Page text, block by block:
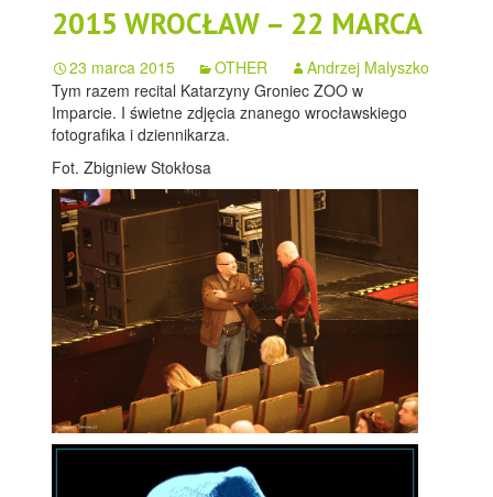
2015 WROCŁAW – 22 MARCA
23 marca 2015 OTHER
Andrzej Malyszko
Tym razem recital Katarzyny Groniec ZOO w
Imparcie. I świetne zdjęcia znanego wrocławskiego
fotografika i dziennikarza.
Fot. Zbigniew Stokłosa